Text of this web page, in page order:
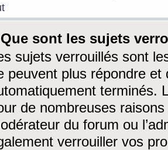
sont les sujets
sujets verrouillés sont
peuvent plus répondre
terminés.
de nombreuses
du forum ou
verrouiller vos